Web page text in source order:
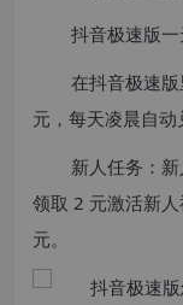
抖音极速版一
在抖音极速
元，每天凌晨自动
新人任务：
领取 2 元激活新
元。